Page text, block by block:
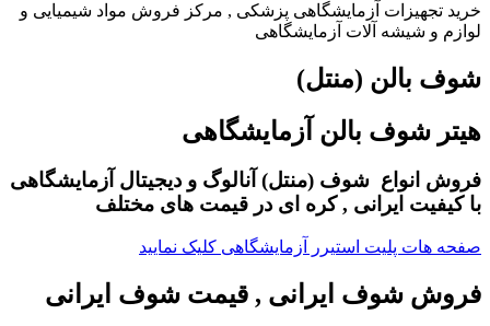
آزمایشگاهی پزشکی , مرکز فروش مواد شیمیایی و
شیشه آلات آزمایشگاهی
(منتل)
شوف بالن آزمایشگاهی
شوف (منتل) آنالوگ و دیجیتال آزمایشگاهی
ایرانی , کره ای در قیمت های مختلف
پلیت استیرر آزمایشگاهی کلیک نمایید
شوف ایرانی , قیمت شوف ایرانی